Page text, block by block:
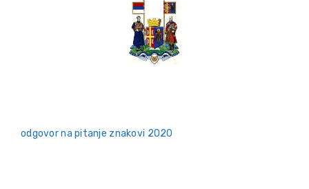
odgovor na pitanje znakovi 2020